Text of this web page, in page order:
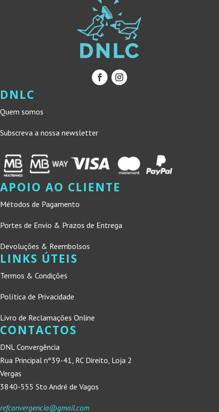
DNLC
Quem somos
Subscreva a nossa newsletter
APOIO AO CLIENTE
Métodos de Pagamento
Portes de Envio & Prazos de Entrega
Devoluções & Reembolsos
LINKS ÚTEIS
Termos & Condições
Política de Privacidade
Livro de Reclamações Online
CONTACTOS
DNL Convergência
Rua Principal nº39-41, RC Direito, Loja 2
Vergas
3840-555 Sto André de Vagos
refconvergencia@gmail.com